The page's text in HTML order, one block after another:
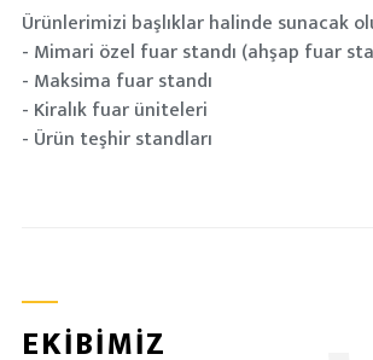
Ürünlerimizi başlıklar halinde sunacak
- Mimari özel fuar standı (ahşap fuar
- Maksima fuar standı
- Kiralık fuar üniteleri
- Ürün teşhir standları
EKİBİMİZ